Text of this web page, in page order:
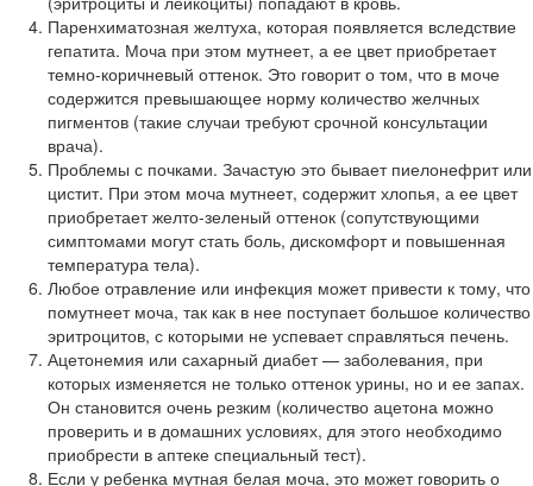
Паренхиматозная желтуха, которая появляется вследствие
гепатита. Моча при этом мутнеет, а ее цвет приобретает
темно-коричневый оттенок. Это говорит о том, что в моче
содержится превышающее норму количество желчных
пигментов (такие случаи требуют срочной консультации
врача).
Проблемы с почками. Зачастую это бывает пиелонефрит или
цистит. При этом моча мутнеет, содержит хлопья, а ее цвет
приобретает желто-зеленый оттенок (сопутствующими
симптомами могут стать боль, дискомфорт и повышенная
температура тела).
Любое отравление или инфекция может привести к тому, что
помутнеет моча, так как в нее поступает большое количество
эритроцитов, с которыми не успевает справляться печень.
Ацетонемия или сахарный диабет — заболевания, при
которых изменяется не только оттенок урины, но и ее запах.
Он становится очень резким (количество ацетона можно
проверить и в домашних условиях, для этого необходимо
приобрести в аптеке специальный тест).
Если у ребенка мутная белая моча, это может говорить о